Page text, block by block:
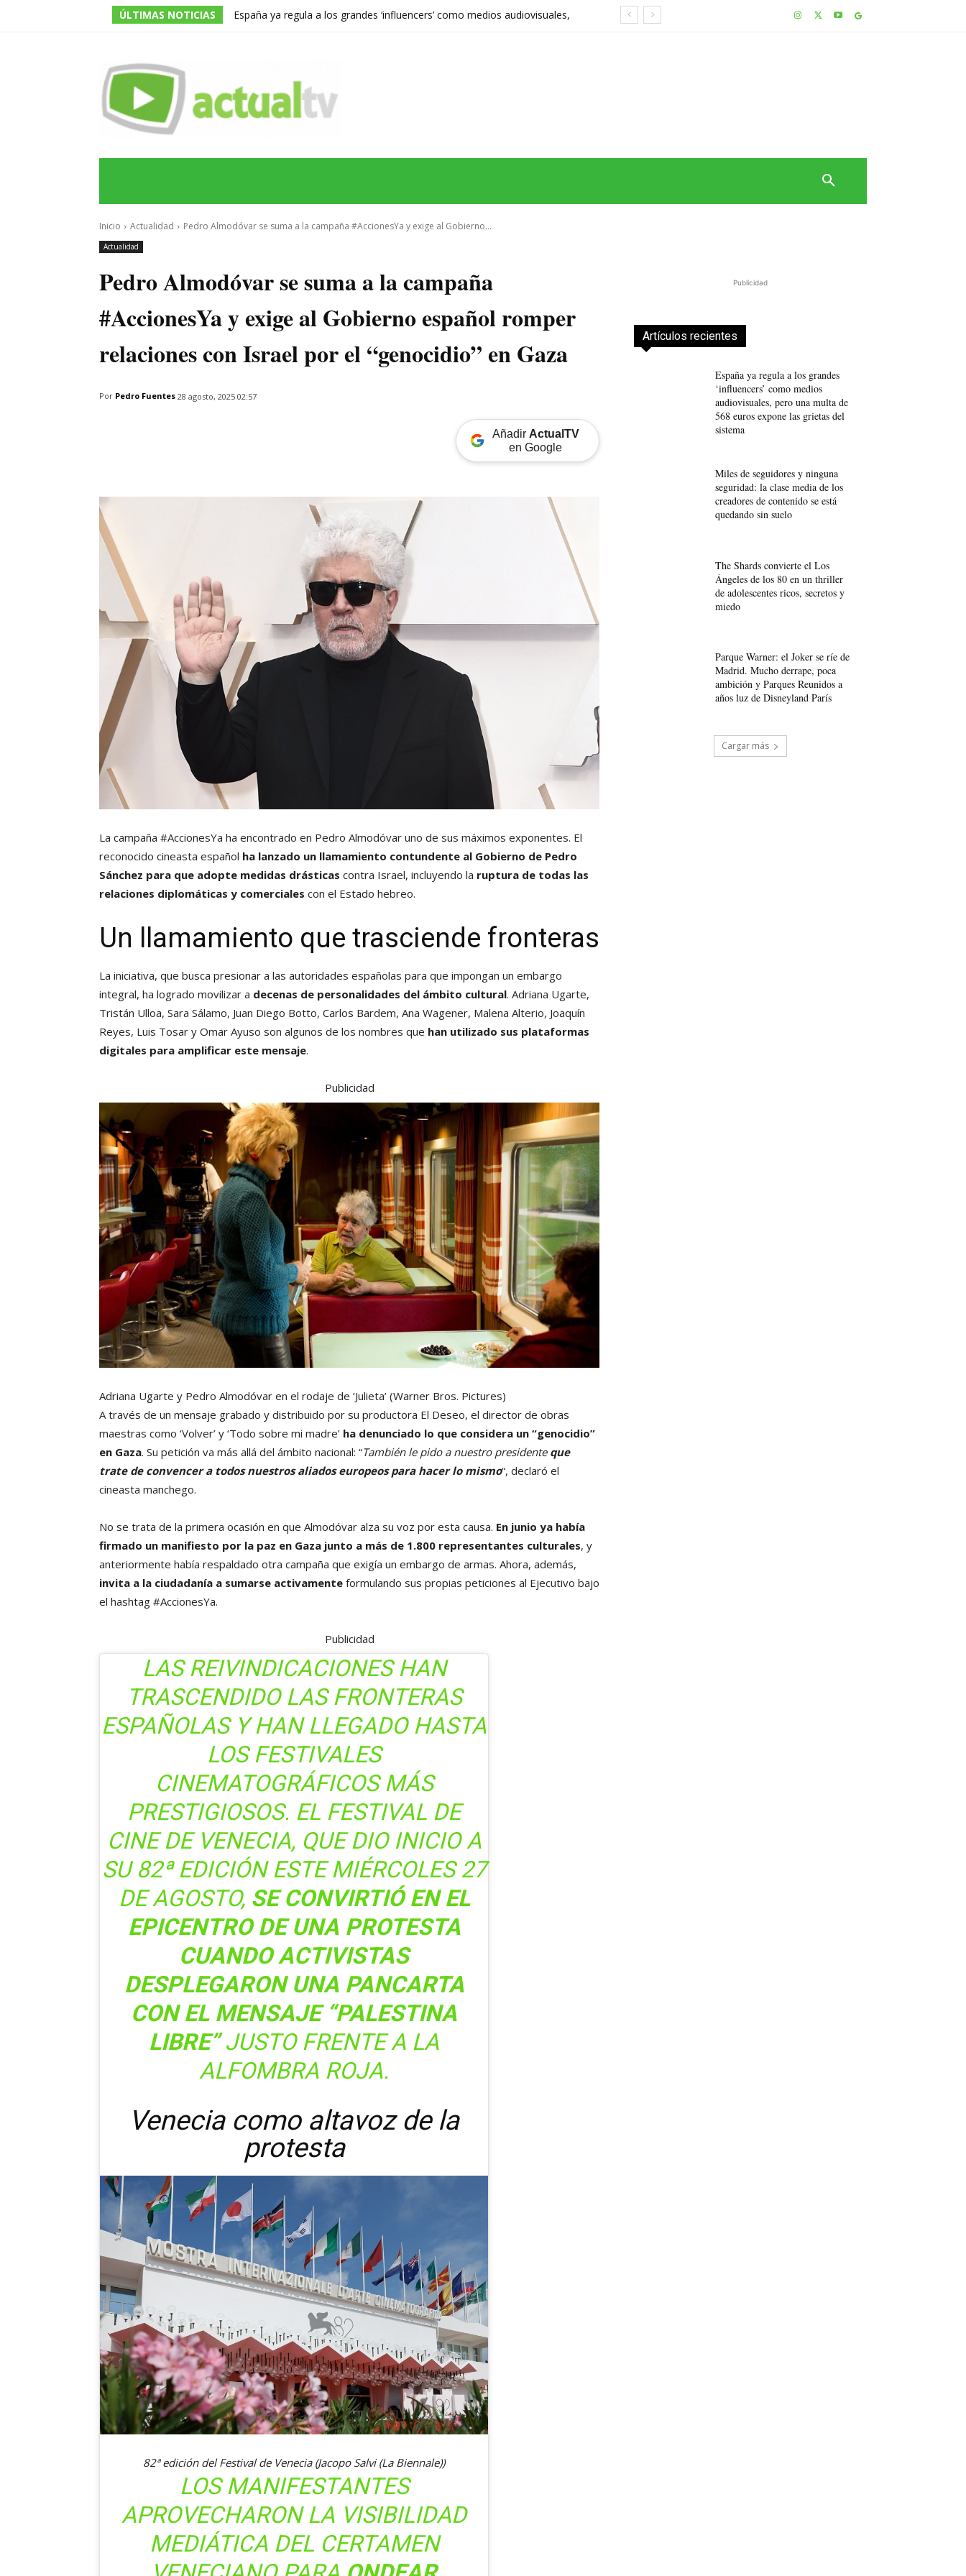
ÚLTIMAS NOTICIAS
España ya regula a los grandes ‘influencers’ como medios audiovisuales,
Inicio Actualidad Pedro Almodóvar se suma a la campaña #AccionesYa y exige al Gobierno...
Actualidad
Pedro Almodóvar se suma a la campaña
#AccionesYa y exige al Gobierno español romper
relaciones con Israel por el “genocidio” en Gaza
Por Pedro Fuentes 28 agosto, 2025 02:57
Añadir ActualTV
en Google
La campaña #AccionesYa ha encontrado en Pedro Almodóvar uno de sus máximos exponentes. El
reconocido cineasta español ha lanzado un llamamiento contundente al Gobierno de Pedro
Sánchez para que adopte medidas drásticas contra Israel, incluyendo la ruptura de todas las
relaciones diplomáticas y comerciales con el Estado hebreo.
Un llamamiento que trasciende fronteras
La iniciativa, que busca presionar a las autoridades españolas para que impongan un embargo
integral, ha logrado movilizar a decenas de personalidades del ámbito cultural. Adriana Ugarte,
Tristán Ulloa, Sara Sálamo, Juan Diego Botto, Carlos Bardem, Ana Wagener, Malena Alterio, Joaquín
Reyes, Luis Tosar y Omar Ayuso son algunos de los nombres que han utilizado sus plataformas
digitales para amplificar este mensaje.
Publicidad
Adriana Ugarte y Pedro Almodóvar en el rodaje de ‘Julieta’ (Warner Bros. Pictures)
A través de un mensaje grabado y distribuido por su productora El Deseo, el director de obras
maestras como ‘Volver’ y ‘Todo sobre mi madre’ ha denunciado lo que considera un “genocidio”
en Gaza. Su petición va más allá del ámbito nacional: “También le pido a nuestro presidente que
trate de convencer a todos nuestros aliados europeos para hacer lo mismo“, declaró el
cineasta manchego.
No se trata de la primera ocasión en que Almodóvar alza su voz por esta causa. En junio ya había
firmado un manifiesto por la paz en Gaza junto a más de 1.800 representantes culturales, y
anteriormente había respaldado otra campaña que exigía un embargo de armas. Ahora, además,
invita a la ciudadanía a sumarse activamente formulando sus propias peticiones al Ejecutivo bajo
el hashtag #AccionesYa.
Publicidad
LAS REIVINDICACIONES HAN
TRASCENDIDO LAS FRONTERAS
ESPAÑOLAS Y HAN LLEGADO HASTA
LOS FESTIVALES
CINEMATOGRÁFICOS MÁS
PRESTIGIOSOS. EL FESTIVAL DE
CINE DE VENECIA, QUE DIO INICIO A
SU 82ª EDICIÓN ESTE MIÉRCOLES 27
DE AGOSTO, SE CONVIRTIÓ EN EL
EPICENTRO DE UNA PROTESTA
CUANDO ACTIVISTAS
DESPLEGARON UNA PANCARTA
CON EL MENSAJE “PALESTINA
LIBRE”JUSTO FRENTE A LA
ALFOMBRA ROJA.
Venecia como altavoz de la
protesta
82ª edición del Festival de Venecia (Jacopo Salvi (La Biennale))
LOS MANIFESTANTES
APROVECHARON LA VISIBILIDAD
MEDIÁTICA DEL CERTAMEN
Publicidad
Artículos recientes
España ya regula a los grandes
‘influencers’ como medios
audiovisuales, pero una multa de
568 euros expone las grietas del
sistema
Miles de seguidores y ninguna
seguridad: la clase media de los
creadores de contenido se está
quedando sin suelo
The Shards convierte el Los
Ángeles de los 80 en un thriller
de adolescentes ricos, secretos y
miedo
Parque Warner: el Joker se ríe de
Madrid. Mucho derrape, poca
ambición y Parques Reunidos a
años luz de Disneyland París
Cargar más